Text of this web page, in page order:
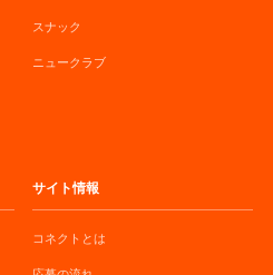
スナック
ニュークラブ
サイト情報
コネクトとは